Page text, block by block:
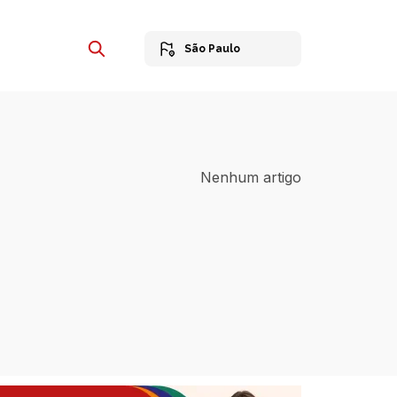
São Paulo
Nenhum artigo